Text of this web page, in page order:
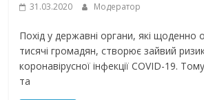
31.03.2020 Модератор
Похід у державні органи, які щоденно
тисячі громадян, створює зайвий
коронавірусної інфекції COVID-19.
та